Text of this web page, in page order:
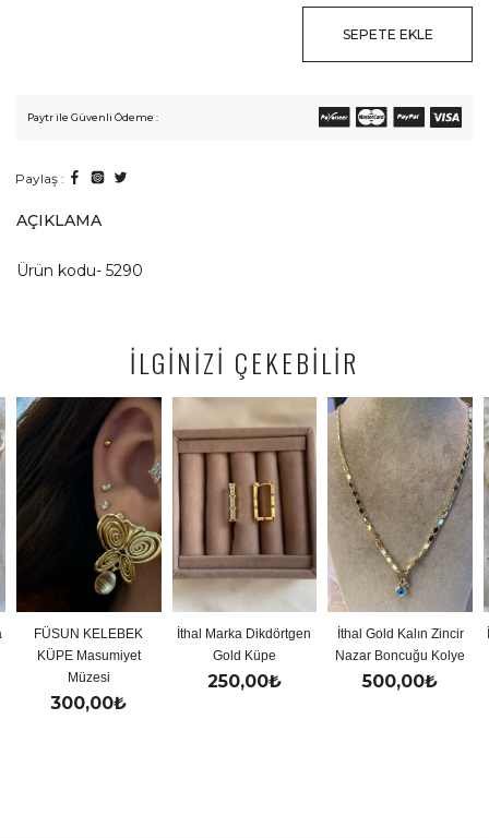
SEPETE EKLE
Paytr ile Güvenli Ödeme :
Paylaş :
AÇIKLAMA
Ürün kodu- 5290
İLGİNİZİ ÇEKEBİLİR
FÜSUN KELEBEK
KÜPE Masumiyet
Müzesi
300,00₺
İthal Marka Dikdörtgen
Gold Küpe
250,00₺
İthal Gold Kalın Zincir
Nazar Boncuğu Kolye
500,00₺